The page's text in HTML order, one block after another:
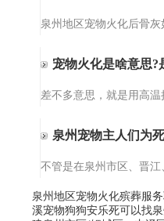
宠物火化是啥意思?
泉州宠物主人们为
泉州地区宠物火化殡葬服
溪宠物狗狗安乐死可以找